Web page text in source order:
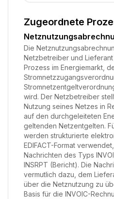
Zugeordnete
Die
Netzbetreiber und
Prozess im Energiemarkt,
wird. Der Netzbetreiber
Nutzung seines Netzes in
auf den durchgeleiteten
geltenden Netzentgelten.
werden strukturierte
EDIFACT-Format
Nachrichten des Typs
INSRPT (Bericht). Die
vermutlich dazu, dem
über die Netznutzung zu
Basis für die INVOIC-